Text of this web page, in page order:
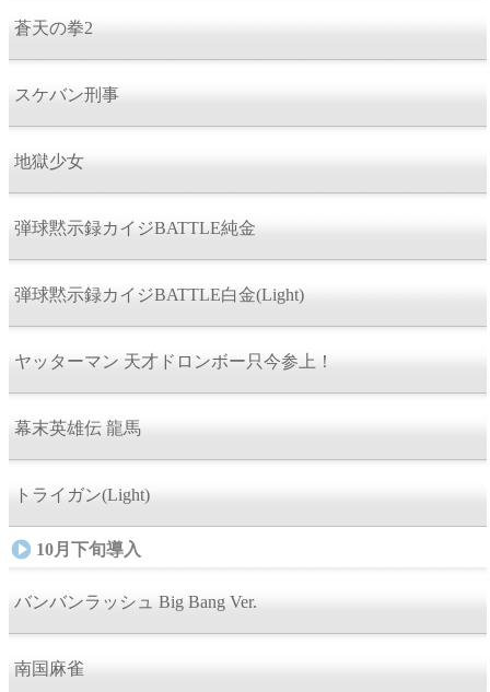
蒼天の拳2
スケバン刑事
地獄少女
弾球黙示録カイジBATTLE純金
弾球黙示録カイジBATTLE白金(Light)
ヤッターマン 天才ドロンボー只今参上！
幕末英雄伝 龍馬
トライガン(Light)
10月下旬導入
バンバンラッシュ Big Bang Ver.
南国麻雀